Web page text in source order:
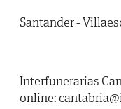
Santander -
Interfunerarias
online: